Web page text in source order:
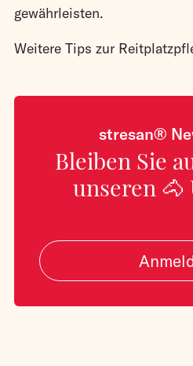
gewährleisten.
Weitere Tips zur
stresan®
Bleiben Sie
unseren 🐴